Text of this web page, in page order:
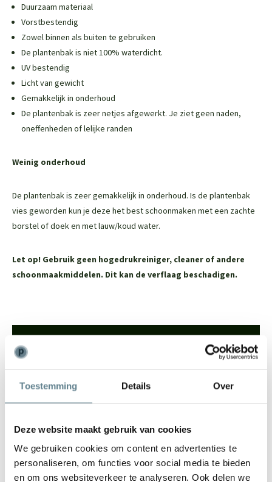
Toestemming Details Over
Deze website maakt gebruik van cookies
We gebruiken cookies om content en advertenties te
personaliseren, om functies voor social media te bieden
en om ons websiteverkeer te analyseren. Ook delen we
Duurzaam materiaal
Vorstbestendig
Zowel binnen als buiten te gebruiken
De plantenbak is niet 100% waterdicht.
UV bestendig
Licht van gewicht
Gemakkelijk in onderhoud
De plantenbak is zeer netjes afgewerkt. Je ziet geen naden,
oneffenheden of lelijke randen
Weinig onderhoud
De plantenbak is zeer gemakkelijk in onderhoud. Is de plantenbak
vies geworden kun je deze het best schoonmaken met een zachte
borstel of doek en met lauw/koud water.
Let op! Gebruik geen hogedrukreiniger, cleaner of andere
schoonmaakmiddelen. Dit kan de verflaag beschadigen.
team!
Start chat
Mailinfo@polyesterplantenbakken.nl
Whatsapp0344-228104